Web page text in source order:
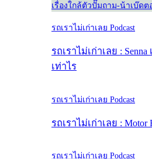
เรื่องใกล้ตัวปั๊มถาม-น้าเบ๊ดต
รถเราไม่เก่าเลย Podcast
รถเราไม่เก่าเลย :
เท่าไร
รถเราไม่เก่าเลย Podcast
รถเราไม่เก่าเลย :
รถเราไม่เก่าเลย Podcast